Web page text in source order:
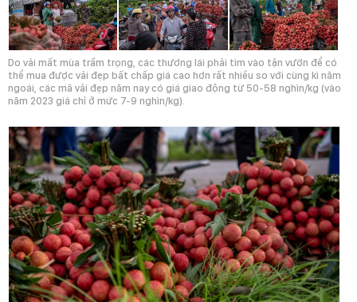
Do vải mất mùa trầm trọng, các thương lái phải tìm vào tận vườn để có
thể mua được vải đẹp bất chấp giá cao hơn rất nhiều so với cùng kì năm
ngoái, các mã vải đẹp năm nay có giá giao động từ 50-58 nghìn/kg (vào
năm 2023 giá chỉ ở mức 7-9 nghìn/kg).